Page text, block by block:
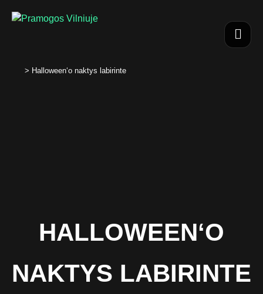
> Halloween‘o naktys labirinte
HALLOWEEN‘O
NAKTYS LABIRINTE